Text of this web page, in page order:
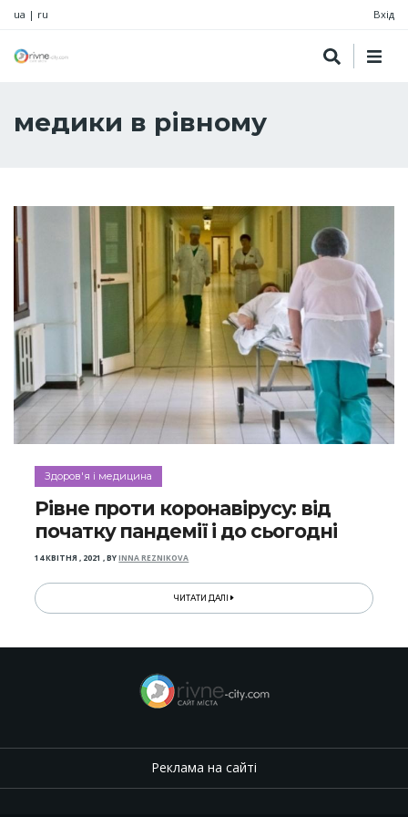
ua | ru Вхід
медики в рівному
Здоров'я і медицина
Рівне проти коронавірусу: від
початку пандемії і до сьогодні
14 КВІТНЯ , 2021 ,BYINNA REZNIKOVA
ЧИТАТИ ДАЛІ
Реклама на сайті